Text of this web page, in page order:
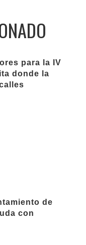
para la IV
donde la
de
con